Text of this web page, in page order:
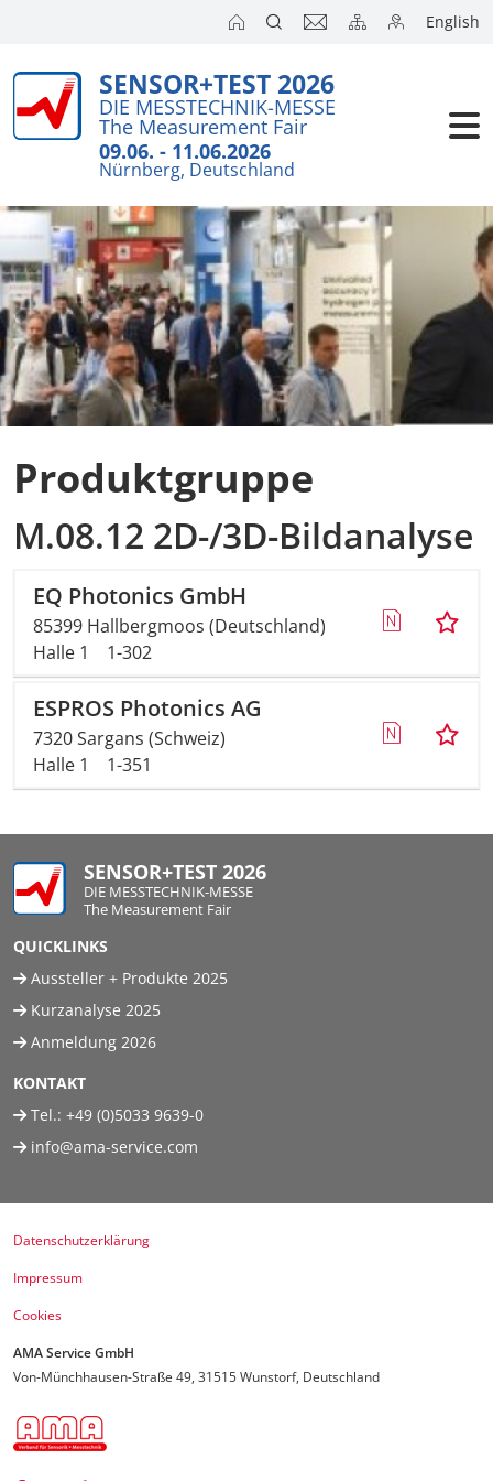
English
SENSOR+TEST 2026
DIE MESSTECHNIK-MESSE
The Measurement Fair
09.06. - 11.06.2026
Nürnberg, Deutschland
Produktgruppe
M.08.12 2D-/3D-Bildanalyse
EQ Photonics GmbH
85399 Hallbergmoos (Deutschland)
Halle 1
1-302
ESPROS Photonics AG
7320 Sargans (Schweiz)
Halle 1
1-351
SENSOR+TEST 2026
DIE MESSTECHNIK-MESSE
The Measurement Fair
QUICKLINKS
Aussteller + Produkte 2025
Kurzanalyse 2025
Anmeldung 2026
KONTAKT
Tel.: +49 (0)5033 9639-0
info@ama-service.com
Datenschutzerklärung
Impressum
Cookies
AMA Service GmbH
Von-Münchhausen-Straße 49, 31515 Wunstorf, Deutschland
Besucher